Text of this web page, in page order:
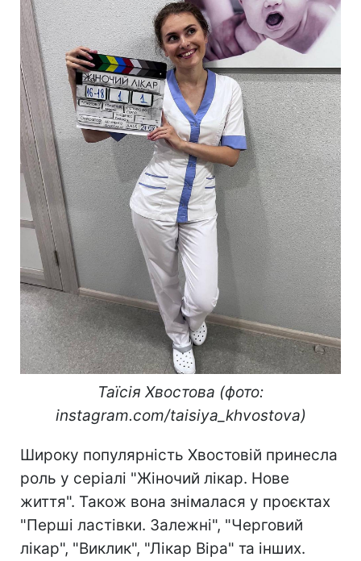
Таїсія Хвостова (фото:
instagram.com/taisiya_khvostova)
Широку популярність Хвостовій принесла
роль у серіалі "Жіночий лікар. Нове
життя". Також вона знімалася у проєктах
"Перші ластівки. Залежні", "Черговий
лікар", "Виклик", "Лікар Віра" та інших.